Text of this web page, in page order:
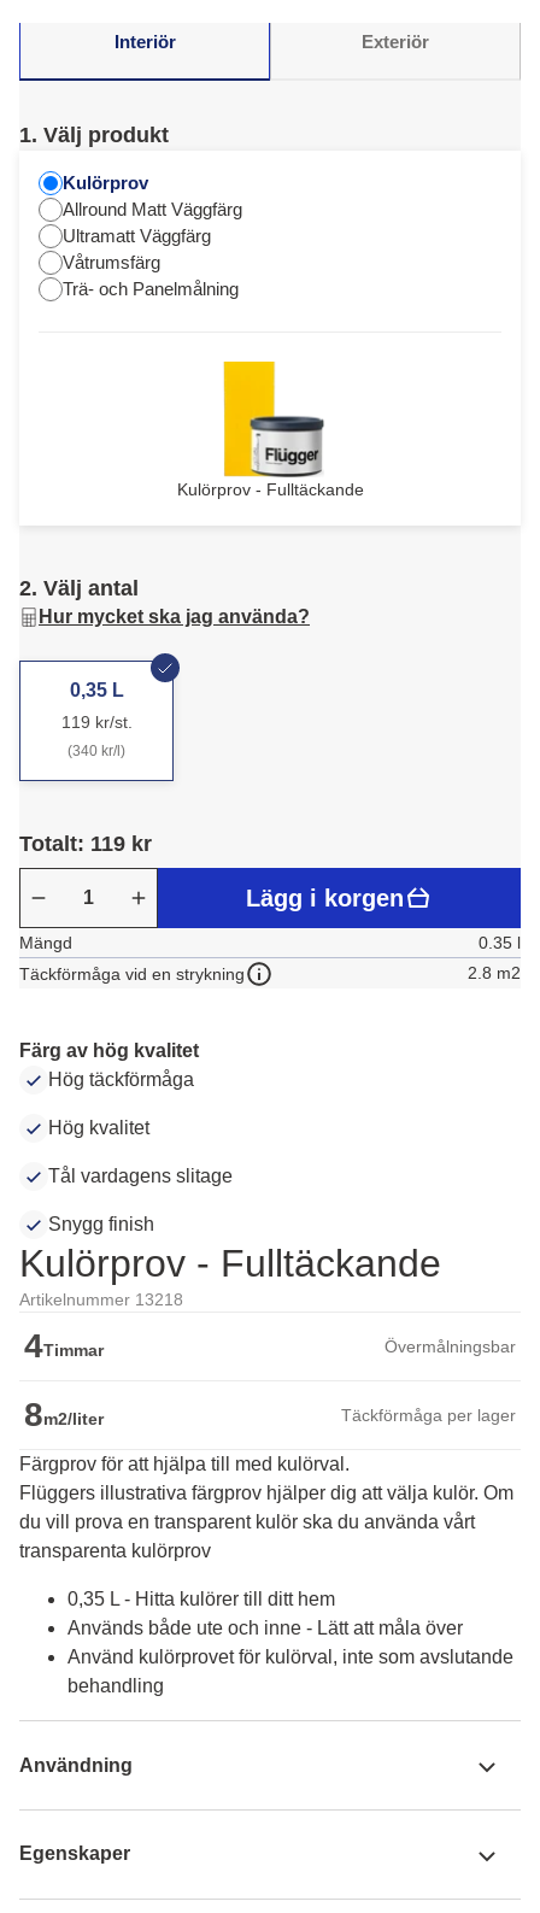
Interiör Exteriör
1. Välj produkt
Kulörprov
Allround Matt Väggfärg
Ultramatt Väggfärg
Våtrumsfärg
Trä- och Panelmålning
Kulörprov - Fulltäckande
2. Välj antal
Hur mycket ska jag använda?
0,35 L
119 kr/st.
(340 kr/l)
Totalt: 119 kr
Lägg i korgen
Mängd
0.35 l
Täckförmåga vid en strykning
2.8 m2
Färg av hög kvalitet
Hög täckförmåga
Hög kvalitet
Tål vardagens slitage
Snygg finish
Kulörprov - Fulltäckande
Artikelnummer 13218
4Timmar Övermålningsbar
8m2/liter Täckförmåga per lager
Färgprov för att hjälpa till med kulörval.
Flüggers illustrativa färgprov hjälper dig att välja kulör. Om
du vill prova en transparent kulör ska du använda vårt
transparenta kulörprov
0,35 L - Hitta kulörer till ditt hem
Används både ute och inne - Lätt att måla över
Använd kulörprovet för kulörval, inte som avslutande
behandling
Användning
Egenskaper